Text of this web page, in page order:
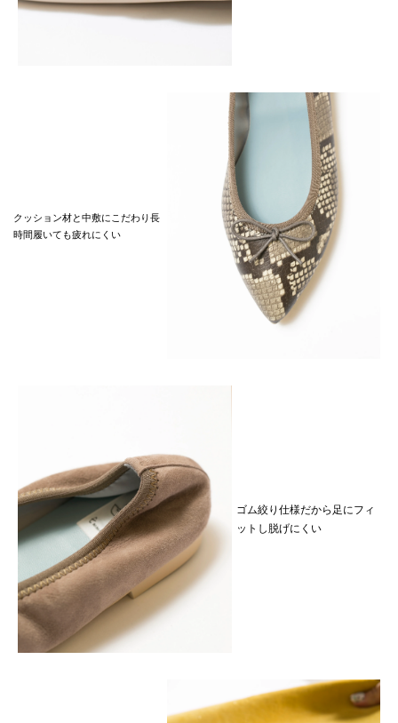
クッション材と中敷にこだわり長
時間履いても疲れにくい
ゴム絞り仕様だから足にフィ
ットし脱げにくい